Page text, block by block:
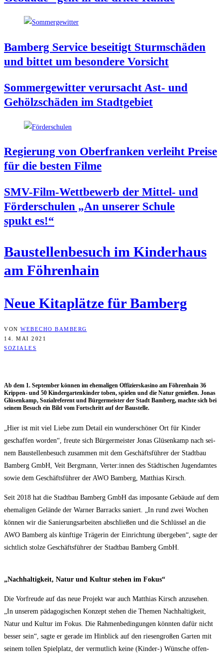
Bam­berg Ser­vice besei­tigt Sturm­schä­den
und bit­tet um beson­de­re Vorsicht
Som­mer­ge­wit­ter ver­ur­sacht Ast- und
Gehölz­schä­den im Stadtgebiet
Regie­rung von Ober­fran­ken ver­leiht Prei­se
für die bes­ten Filme
SMV-Film-Wett­be­werb der Mit­tel- und
För­der­schu­len „An unse­rer Schu­le
spukt es!“
Bau­stel­len­be­such im Kin­der­haus
am Föhrenhain
Neue Kita­plät­ze für Bamberg
VON WEBECHO BAMBERG
14. MAI 2021
SOZIALES
Ab dem 1. Sep­tem­ber kön­nen im ehe­ma­li­gen Offi­ziers­ka­si­no am Föh­ren­hain 36
Krip­pen- und 50 Kin­der­gar­ten­kin­der toben, spie­len und die Natur genie­ßen. Jonas
Glüsen­kamp, Sozi­al­re­fe­rent und Bür­ger­meis­ter der Stadt Bam­berg, mach­te sich bei
sei­nem Besuch ein Bild vom Fort­schritt auf der Baustelle.
„Hier ist mit viel Lie­be zum Detail ein wun­der­schö­ner Ort für Kin­der
geschaf­fen wor­den“, freu­te sich Bür­ger­meis­ter Jonas Glüsen­kamp nach sei­
nem Bau­stel­len­be­such zusam­men mit dem Geschäfts­füh­rer der Stadt­bau
Bam­berg GmbH, Veit Berg­mann, Verter:innen des Städ­ti­schen Jugend­am­tes
sowie dem Geschäfts­füh­rer der AWO Bam­berg, Mat­thi­as Kirsch.
Seit 2018 hat die Stadt­bau Bam­berg GmbH das impo­san­te Gebäu­de auf dem
ehe­ma­li­gen Gelän­de der War­ner Bar­racks saniert. „In rund zwei Wochen
kön­nen wir die Sanie­rungs­ar­bei­ten abschlie­ßen und die Schlüs­sel an die
AWO Bam­berg als künf­ti­ge Trä­ge­rin der Ein­rich­tung über­ge­ben“, sag­te der
sicht­lich stol­ze Geschäfts­füh­rer der Stadt­bau Bam­berg GmbH.
„Nach­hal­tig­keit, Natur und Kul­tur ste­hen im Fokus“
Die Vor­freu­de auf das neue Pro­jekt war auch Mat­thi­as Kirsch anzu­se­hen.
„In unse­rem päd­ago­gi­schen Kon­zept ste­hen die The­men Nach­hal­tig­keit,
Natur und Kul­tur im Fokus. Die Rah­men­be­din­gun­gen könn­ten dafür nicht
bes­ser sein“, sag­te er gera­de im Hin­blick auf den rie­sen­gro­ßen Gar­ten mit
sei­nem tol­len Spiel­platz, der ver­mut­lich kei­ne (Kin­der-) Wün­sche offen­